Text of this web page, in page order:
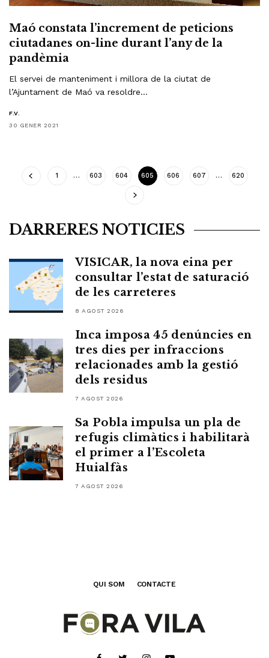
Maó constata l’increment de peticions
ciutadanes on-line durant l’any de la
pandèmia
El servei de manteniment i millora de la ciutat de
l’Ajuntament de Maó va resoldre…
F.V.
30 GENER 2021
1 … 603 604 605 606 607 … 620
DARRERES NOTICIES
VISICAR, la nova eina per
consultar l’estat de saturació
de les carreteres
8 AGOST 2026
Inca imposa 45 denúncies en
tres dies per infraccions
relacionades amb la gestió
dels residus
7 AGOST 2026
Sa Pobla impulsa un pla de
refugis climàtics i habilitarà
el primer a l’Escoleta
Huialfàs
7 AGOST 2026
QUI SOM CONTACTE